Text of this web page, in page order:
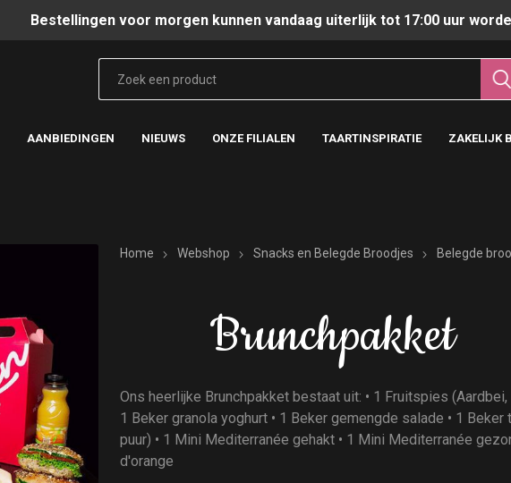
Bestellingen voor morgen kunnen vandaag uiterlijk tot 17:00 uur
AANBIEDINGEN NIEUWS ONZE FILIALEN TAARTINSPIRATIE ZAKELIJK
Home Webshop Snacks en Belegde Broodjes Belegde
Brunchpakket
Ons heerlijke Brunchpakket bestaat uit: • 1 Fruitspies
1 Beker granola yoghurt • 1 Beker gemengde salade • 1
puur) • 1 Mini Mediterranée gehakt • 1 Mini Mediterranée
d'orange